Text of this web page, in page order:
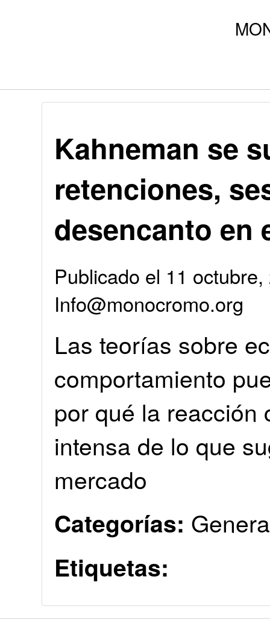
Kahneman se
retenciones,
desencanto en
Publicado el 11
Info@monocromo.org
Las teorías sobre
comportamiento
por qué la reacción
intensa de lo que
mercado
Categorías:
Etiquetas: